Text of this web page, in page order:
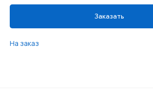
Заказать
На заказ